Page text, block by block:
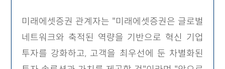
미래에셋증권 관계자는 "미래에셋증권은 글로벌
네트워크와 축적된 역량을 기반으로 혁신 기업
투자를 강화하고, 고객을 최우선에 둔 차별화된